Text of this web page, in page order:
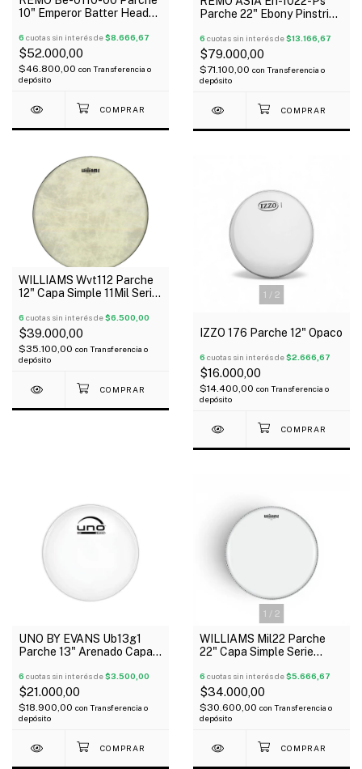
10" Emperor Batter Head
6 cuotas sin interés de$8.666,67
$52.000,00
$46.800,00 con Transferencia o
depósito
Parche 22" Ebony Pinstripe
6 cuotas sin interés de$13.166,67
$79.000,00
$71.100,00 con Transferencia o
depósito
WILLIAMS Wvt112 Parche
12" Capa Simple 11Mil Serie
6 cuotas sin interés de$6.500,00
$39.000,00
$35.100,00 con Transferencia o
depósito
1 / 2
IZZO 176 Parche 12" Opaco
6 cuotas sin interés de$2.666,67
$16.000,00
$14.400,00 con Transferencia o
depósito
UNO BY EVANS Ub13g1
Parche 13" Arenado Capa
6 cuotas sin interés de$3.500,00
$21.000,00
$18.900,00 con Transferencia o
depósito
1 / 2
WILLIAMS Mil22 Parche
22" Capa Simple Serie
6 cuotas sin interés de$5.666,67
$34.000,00
$30.600,00 con Transferencia o
depósito